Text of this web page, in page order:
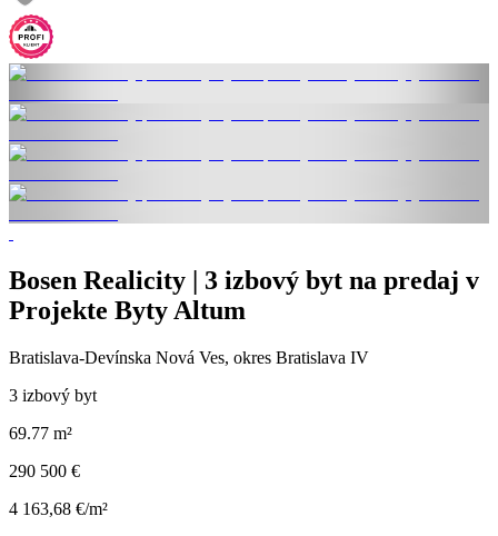
Bosen Realicity | 3 izbový byt na predaj v
Projekte Byty Altum
Bratislava-Devínska Nová Ves, okres Bratislava IV
3 izbový byt
69.77 m²
290 500 €
4 163,68 €/m²